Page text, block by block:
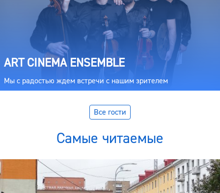
ART CINEMA ENSEMBLE
Мы с радостью ждем встречи с нашим зрителем
Все гости
Самые читаемые